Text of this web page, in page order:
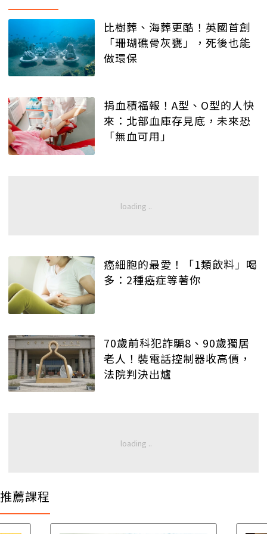
比樹葬、海葬更酷！英國首創
「珊瑚礁骨灰甕」，死後也能
做環保
捐血積福報！A型、O型的人快
來：北部血庫存見底，未來恐
「無血可用」
癌細胞的最愛！「1類飲料」喝
多：2種癌症等著你
70歲前科犯詐騙8、90歲獨居
老人！裝電話控制器收高價，
法院判決出爐
推薦課程